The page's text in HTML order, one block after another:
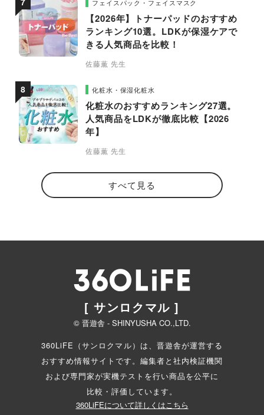
フェイスパック・フェイスマスク
【2026年】トナーパッドのおすすめ
ランキング10選。LDKが保湿ケアで
きる人気商品を比較！
佐藤薫 先生
化粧水・保湿化粧水
化粧水のおすすめランキング27選。
人気商品をLDKが徹底比較【2026
年】
佐藤薫 先生
すべて見る
[ サンロクマル ]
© 晋遊舎 - SHINYUSHA CO.,LTD.
360LiFE（サンロクマル）は、晋遊舎が運営する
おすすめ情報サイトです。編集者と社内検証機関
および専門家が実機テストを行い商品を公平に
比較・評価しています。
360LiFEについて詳しくはこちら